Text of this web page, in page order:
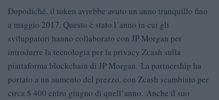
Dopodiché, il token avrebbe avuto un anno tranquillo fino
a maggio 2017. Questo è stato l’anno in cui gli
sviluppatori hanno collaborato con JP Morgan per
introdurre la tecnologia per la privacy Zcash sulla
piattaforma blockchain di JP Morgan. La partnership ha
portato a un aumento del prezzo, con Zcash scambiato per
circa $ 400 entro giugno di quell’anno. Anche il suo